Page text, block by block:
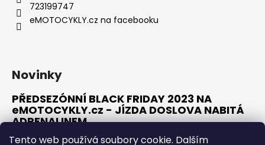
Tento web používá soubory cookie. Dalším
723199747
eMOTOCYKLY.cz na facebooku
Novinky
PŘEDSEZÓNNÍ BLACK FRIDAY 2023 NA
eMOTOCYKLY.cz - JÍZDA DOSLOVA NABITÁ
ADRENALINEM
10.1.2023